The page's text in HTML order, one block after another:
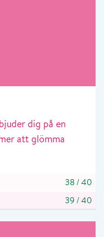
dig på en
att glömma
38 /40
39 /40